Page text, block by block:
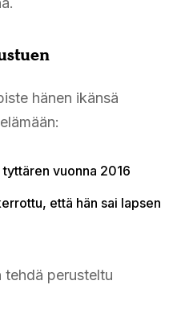
hänen ikänsä
vuonna 2016
että hän sai lapsen
tehdä perusteltu